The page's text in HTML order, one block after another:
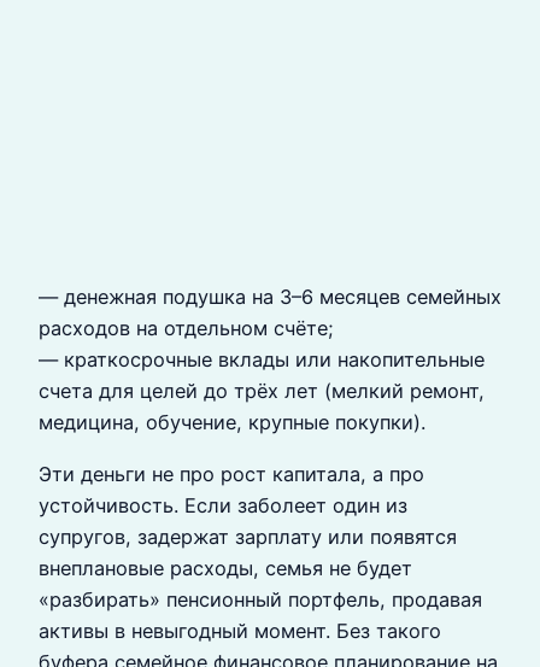
— денежная подушка на 3–6 месяцев семейных
расходов на отдельном счёте;
— краткосрочные вклады или накопительные
счета для целей до трёх лет (мелкий ремонт,
медицина, обучение, крупные покупки).
Эти деньги не про рост капитала, а про
устойчивость. Если заболеет один из
супругов, задержат зарплату или появятся
внеплановые расходы, семья не будет
«разбирать» пенсионный портфель, продавая
активы в невыгодный момент. Без такого
буфера семейное финансовое планирование на